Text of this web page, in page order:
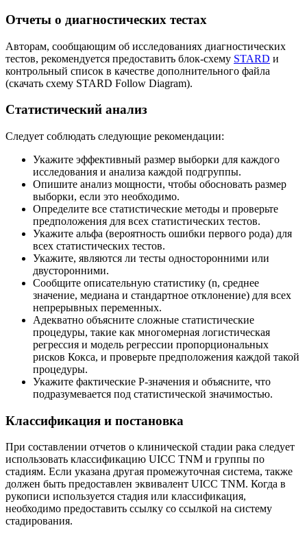
Отчеты о диагностических тестах
Авторам, сообщающим об исследованиях диагностических
тестов, рекомендуется предоставить блок-схему STARD и
контрольный список в качестве дополнительного файла
(скачать схему STARD Follow Diagram).
Статистический анализ
Следует соблюдать следующие рекомендации:
Укажите эффективный размер выборки для каждого
исследования и анализа каждой подгруппы.
Опишите анализ мощности, чтобы обосновать размер
выборки, если это необходимо.
Определите все статистические методы и проверьте
предположения для всех статистических тестов.
Укажите альфа (вероятность ошибки первого рода) для
всех статистических тестов.
Укажите, являются ли тесты односторонними или
двусторонними.
Сообщите описательную статистику (n, среднее
значение, медиана и стандартное отклонение) для всех
непрерывных переменных.
Адекватно объясните сложные статистические
процедуры, такие как многомерная логистическая
регрессия и модель регрессии пропорциональных
рисков Кокса, и проверьте предположения каждой такой
процедуры.
Укажите фактические P-значения и объясните, что
подразумевается под статистической значимостью.
Классификация и постановка
При составлении отчетов о клинической стадии рака следует
использовать классификацию UICC TNM и группы по
стадиям. Если указана другая промежуточная система, также
должен быть предоставлен эквивалент UICC TNM. Когда в
рукописи используется стадия или классификация,
необходимо предоставить ссылку со ссылкой на систему
стадирования.